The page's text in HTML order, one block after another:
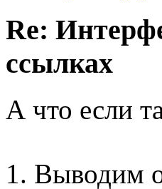
Re:
ссылках
А что если
1. Выводим